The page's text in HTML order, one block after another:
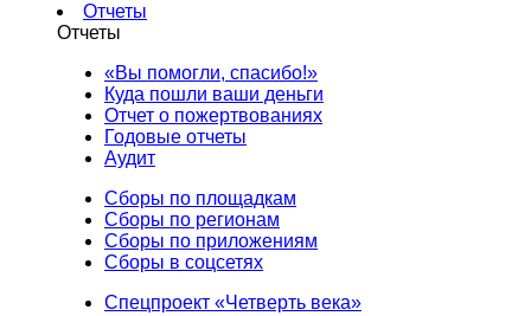
Отчеты
Отчеты
«Вы помогли, спасибо!»
Куда пошли ваши деньги
Отчет о пожертвованиях
Годовые отчеты
Аудит
Сборы по площадкам
Сборы по регионам
Сборы по приложениям
Сборы в соцсетях
Спецпроект «Четверть века»